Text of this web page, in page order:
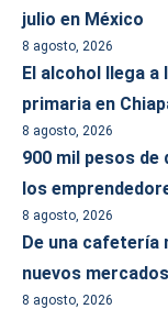
julio en México
8 agosto, 2026
El alcohol llega a
primaria en
8 agosto, 2026
900 mil pesos
los
8 agosto, 2026
De una cafetería
nuevos mercados
8 agosto, 2026